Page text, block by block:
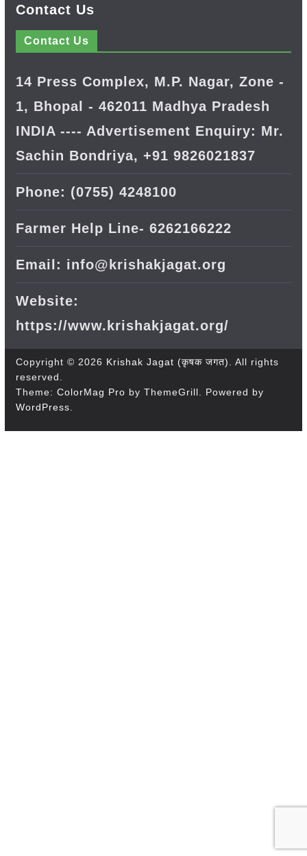
Contact Us
Contact Us
14 Press Complex, M.P. Nagar, Zone -
1, Bhopal - 462011 Madhya Pradesh
INDIA ---- Advertisement Enquiry: Mr.
Sachin Bondriya, +91 9826021837
Phone: (0755) 4248100
Farmer Help Line- 6262166222
Email: info@krishakjagat.org
Website:
https://www.krishakjagat.org/
Copyright © 2026 Krishak Jagat (कृषक जगत). All rights
reserved.
Theme: ColorMag Pro by ThemeGrill. Powered by
WordPress.